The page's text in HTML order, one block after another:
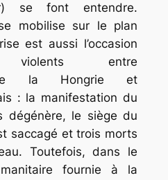
se font entendre.
mobilise sur le plan
est aussi l’occasion
violents entre
de la Hongrie et
: la manifestation du
dégénère, le siège du
saccagé et trois morts
Toutefois, dans le
fournie à la